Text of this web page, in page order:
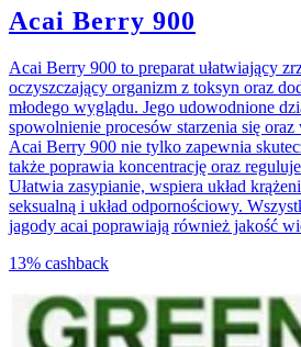
obydwa
z
lodem,
w
tle
widoczna
różowa
ściana.
Acai Berry 900
Acai Berry 900 to preparat ułatwiający
oczyszczający organizm z toksyn oraz
młodego wyglądu. Jego udowodnione
spowolnienie procesów starzenia się
Acai Berry 900 nie tylko zapewnia
także poprawia koncentrację oraz
Ułatwia zasypianie, wspiera układ
seksualną i układ odpornościowy.
jagody acai poprawiają również jakość
13% cashback